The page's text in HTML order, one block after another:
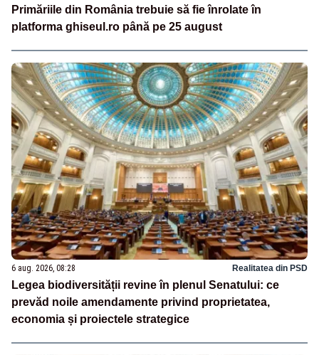
Primăriile din România trebuie să fie înrolate în
platforma ghiseul.ro până pe 25 august
6 aug. 2026, 08:28 Realitatea din PSD
Legea biodiversității revine în plenul Senatului: ce
prevăd noile amendamente privind proprietatea,
economia și proiectele strategice